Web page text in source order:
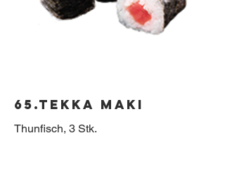
65.Tekka Maki